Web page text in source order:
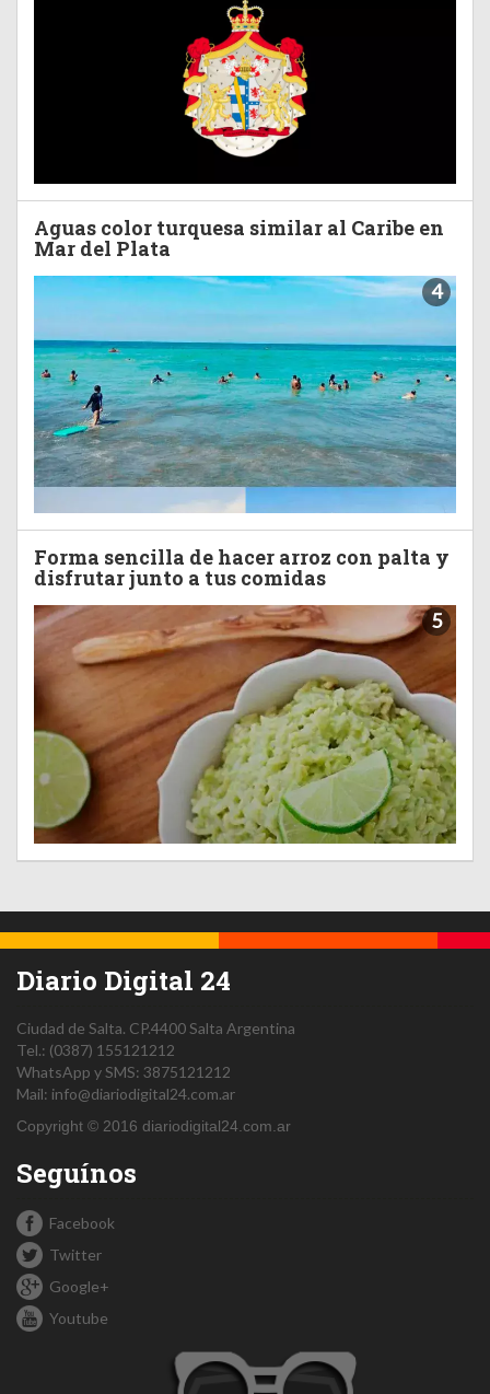
Aguas color turquesa similar al Caribe en
Mar del Plata
4
Forma sencilla de hacer arroz con palta y
disfrutar junto a tus comidas
5
Diario Digital 24
Ciudad de Salta. CP.4400Salta Argentina
Tel.: (0387) 155121212
WhatsApp y SMS: 3875121212
Mail: info@diariodigital24.com.ar
Copyright © 2016 diariodigital24.com.ar
Seguínos
Facebook
Twitter
Google+
Youtube